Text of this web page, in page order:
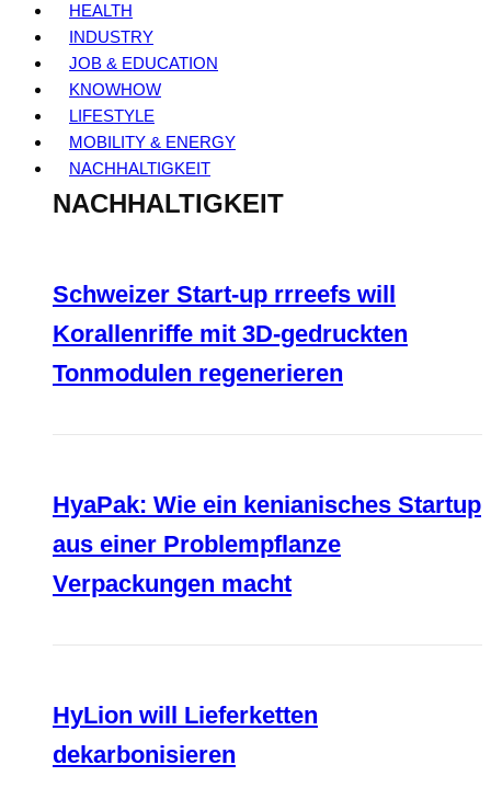
HEALTH
INDUSTRY
JOB & EDUCATION
KNOWHOW
LIFESTYLE
MOBILITY & ENERGY
NACHHALTIGKEIT
NACHHALTIGKEIT
Schweizer Start-up rrreefs will
Korallenriffe mit 3D-gedruckten
Tonmodulen regenerieren
HyaPak: Wie ein kenianisches Startup
aus einer Problempflanze
Verpackungen macht
HyLion will Lieferketten
dekarbonisieren